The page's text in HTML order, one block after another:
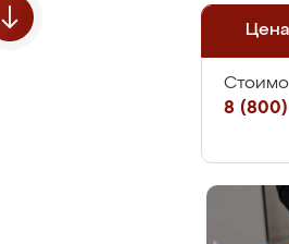
Цена
8 (800)